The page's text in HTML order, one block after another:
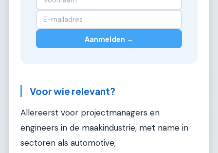
Aanmelden →
Voor wie relevant?
Allereerst voor projectmanagers en
engineers in de maakindustrie, met name in
sectoren als automotive,